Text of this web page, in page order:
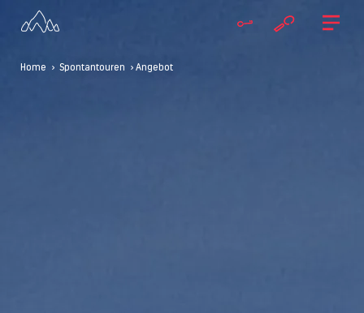
Home > Spontantouren > Angebot